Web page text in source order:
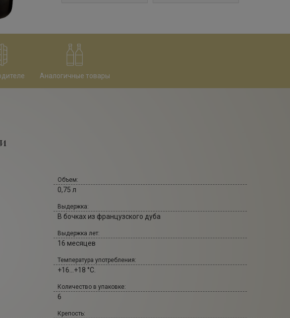
Аналогичные товары
Объем:
0,75 л
Выдержка:
В бочках из французского дуба
Выдержка лет:
16 месяцев
Температура употребления:
+16...+18 °С.
Количество в упаковке:
6
Крепость: